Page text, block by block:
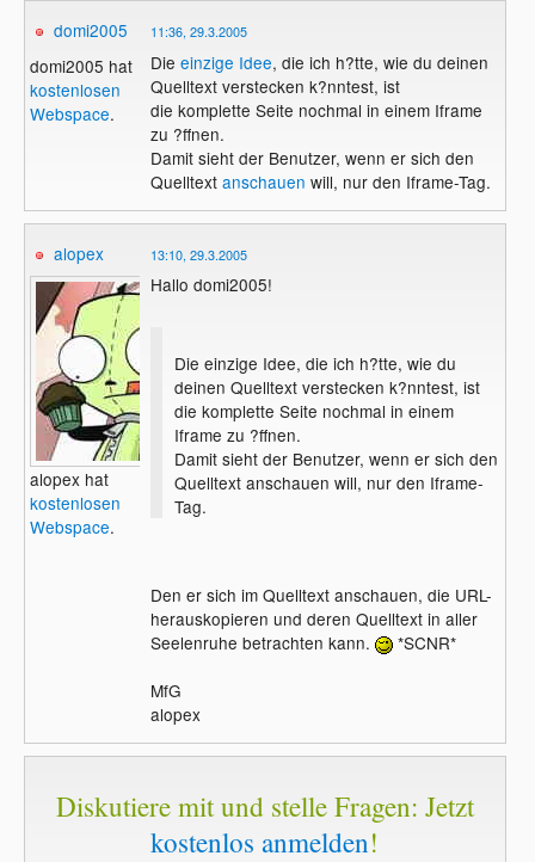
domi2005
domi2005 hat
kostenlosen
Webspace.
11:36, 29.3.2005
Die einzige Idee, die ich h?tte, wie du deinen
Quelltext verstecken k?nntest, ist
die komplette Seite nochmal in einem Iframe
zu ?ffnen.
Damit sieht der Benutzer, wenn er sich den
Quelltext anschauen will, nur den Iframe-Tag.
alopex
alopex hat
kostenlosen
Webspace.
13:10, 29.3.2005
Hallo domi2005!
Die einzige Idee, die ich h?tte, wie du
deinen Quelltext verstecken k?nntest, ist
die komplette Seite nochmal in einem
Iframe zu ?ffnen.
Damit sieht der Benutzer, wenn er sich den
Quelltext anschauen will, nur den Iframe-
Tag.
Den er sich im Quelltext anschauen, die URL-
herauskopieren und deren Quelltext in aller
Seelenruhe betrachten kann.
*SCNR*
MfG
alopex
Diskutiere mit und stelle Fragen: Jetzt
kostenlos anmelden!